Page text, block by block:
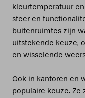
kleurtemperatuur
sfeer en
buitenruimtes zijn
uitstekende keuze,
en wisselende
Ook in kantoren en
populaire keuze. Ze